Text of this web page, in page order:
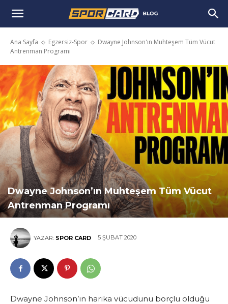
Ana Sayfa Egzersiz-Spor
Dwayne Johnson'ın Muhteşem Tüm Vücut
Antrenman Programı
Dwayne Johnson’ın Muhteşem Tüm Vücut
Antrenman Programı
YAZAR: SPOR CARD 5 ŞUBAT 2020
Dwayne Johnson’ın harika vücudunu borçlu olduğu